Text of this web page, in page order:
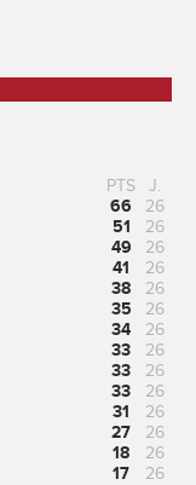
PTS
J.
66
26
51
26
49
26
41
26
38
26
35
26
34
26
33
26
33
26
33
26
31
26
27
26
18
26
17 26